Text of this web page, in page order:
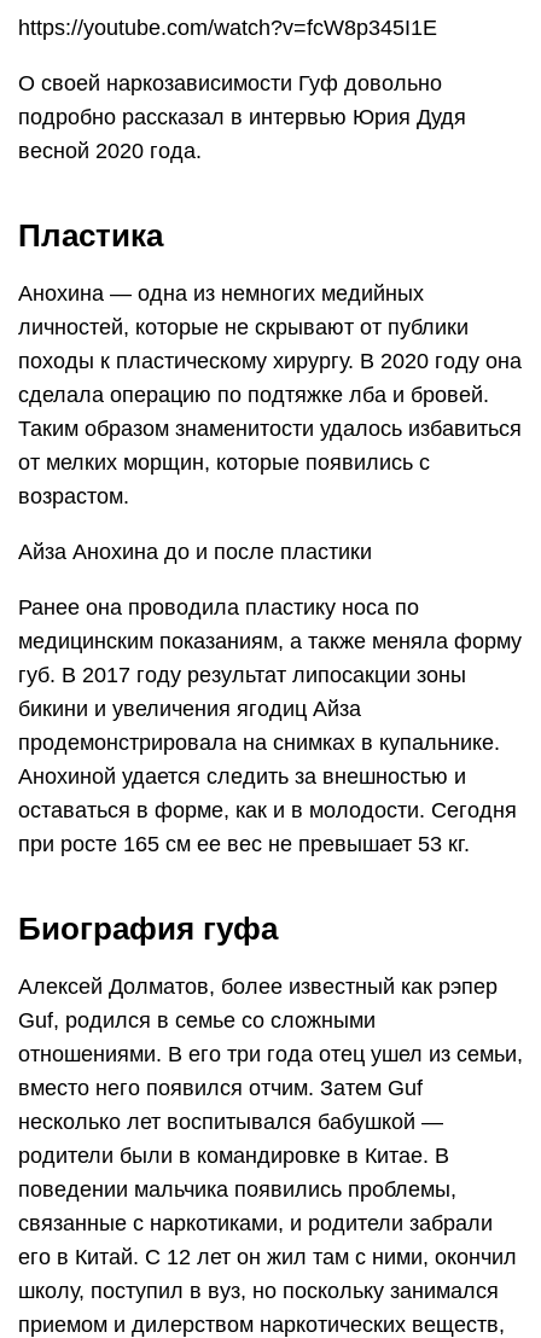
https://youtube.com/watch?v=fcW8p345I1E
О своей наркозависимости Гуф довольно
подробно рассказал в интервью Юрия Дудя
весной 2020 года.
Пластика
Анохина — одна из немногих медийных
личностей, которые не скрывают от публики
походы к пластическому хирургу. В 2020 году она
сделала операцию по подтяжке лба и бровей.
Таким образом знаменитости удалось избавиться
от мелких морщин, которые появились с
возрастом.
Айза Анохина до и после пластики
Ранее она проводила пластику носа по
медицинским показаниям, а также меняла форму
губ. В 2017 году результат липосакции зоны
бикини и увеличения ягодиц Айза
продемонстрировала на снимках в купальнике.
Анохиной удается следить за внешностью и
оставаться в форме, как и в молодости. Сегодня
при росте 165 см ее вес не превышает 53 кг.
Биография гуфа
Алексей Долматов, более известный как рэпер
Guf, родился в семье со сложными
отношениями. В его три года отец ушел из семьи,
вместо него появился отчим. Затем Guf
несколько лет воспитывался бабушкой —
родители были в командировке в Китае. В
поведении мальчика появились проблемы,
связанные с наркотиками, и родители забрали
его в Китай. С 12 лет он жил там с ними, окончил
школу, поступил в вуз, но поскольку занимался
приемом и дилерством наркотических веществ,